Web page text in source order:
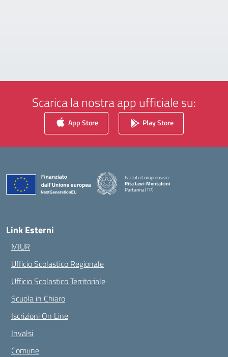
Scarica la nostra app ufficiale su:
App Store Play Store
Istituto Comprensivo
Rita Levi-Montalcini
Partanna (TP)
Link Esterni
MIUR
Ufficio Scolastico Regionale
Ufficio Scolastico Territoriale
Scuola in Chiaro
Iscrizioni On Line
Invalsi
Comune